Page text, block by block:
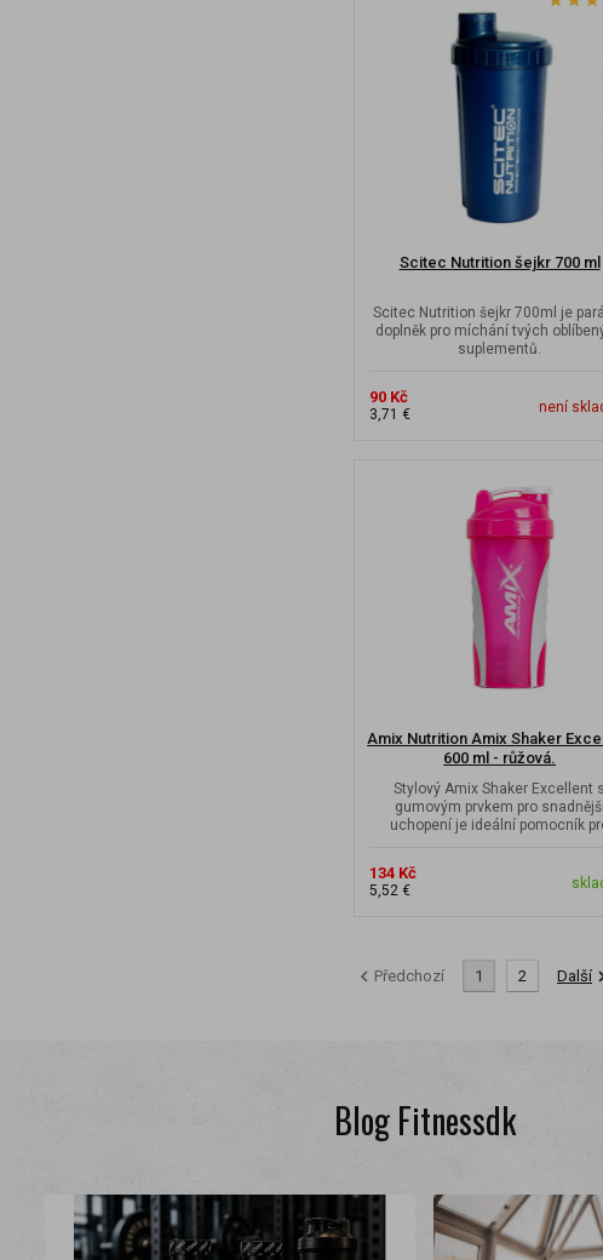
Scitec Nutrition šejkr 700 ml
Scitec Nutrition šejkr 700ml je
doplněk pro míchání tvých
suplementů.
90 Kč
3,71 € není
Amix Nutrition Amix Shaker
600 ml - růžová.
Stylový Amix Shaker Excellent s
gumovým prvkem pro
uchopení je ideální pomocník
134 Kč
5,52 €
Předchozí 1 2 Další
Blog Fitnessdk